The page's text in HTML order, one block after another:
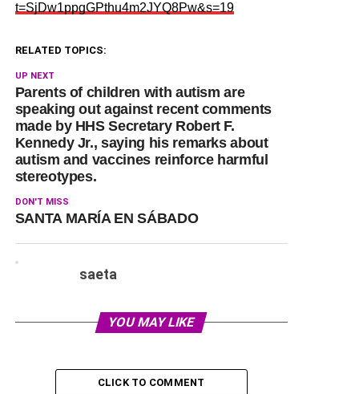
t=SjDw1ppgGPthu4m2JYQ8Pw&s=19
RELATED TOPICS:
UP NEXT
Parents of children with autism are
speaking out against recent comments
made by HHS Secretary Robert F.
Kennedy Jr., saying his remarks about
autism and vaccines reinforce harmful
stereotypes.
DON'T MISS
SANTA MARÍA EN SÁBADO
saeta
YOU MAY LIKE
CLICK TO COMMENT